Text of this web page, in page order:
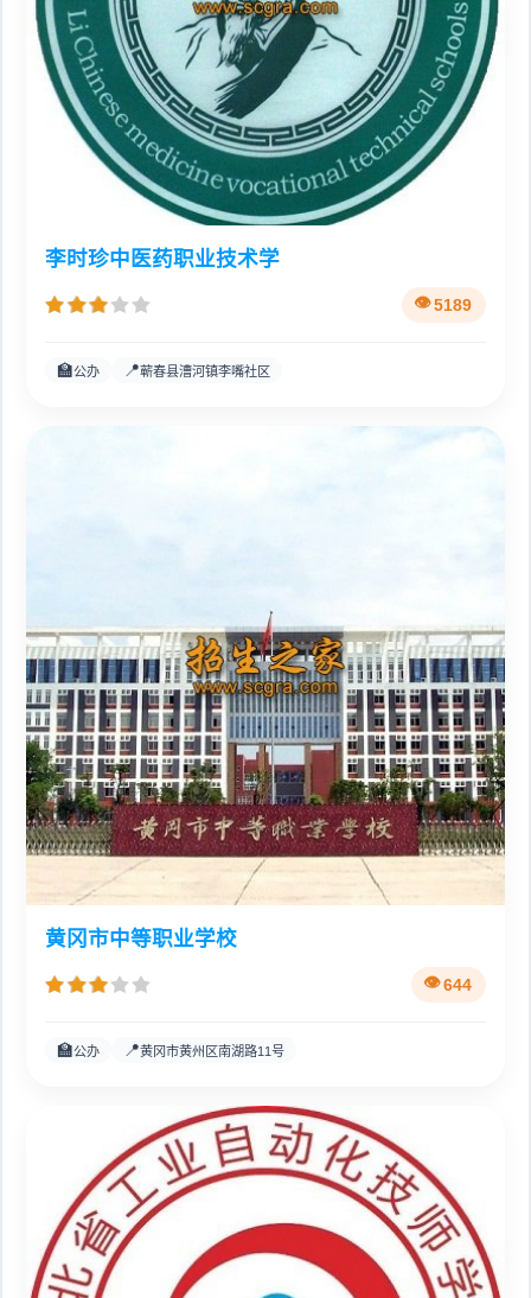
李时珍中医药职业技术学
5189
🏫公办 📍蕲春县漕河镇李嘴社区
黄冈市中等职业学校
644
🏫公办 📍黄冈市黄州区南湖路11号